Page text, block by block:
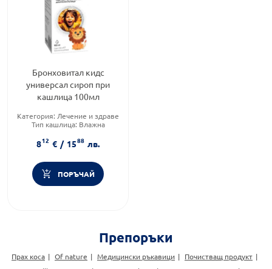
Бронховитал кидс
универсал сироп при
кашлица 100мл
Категория: Лечение и здраве
Тип кашлица: Влажна
Форма на продукта:сироп
812 € / 1588 лв.
ПОРЪЧАЙ
Препоръки
Прах коса Of nature Медицински ръкавици
Почистващ продукт